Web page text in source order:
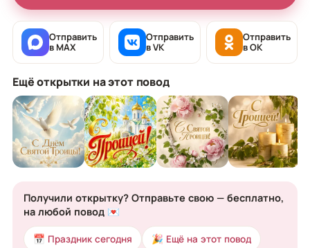
Отправить
в MAX
Отправить
в VK
Отправить
в OK
Ещё открытки на этот повод
Получили открытку? Отправьте свою — бесплатно,
на любой повод 💌
📅 Праздник сегодня 🎉 Ещё на этот повод